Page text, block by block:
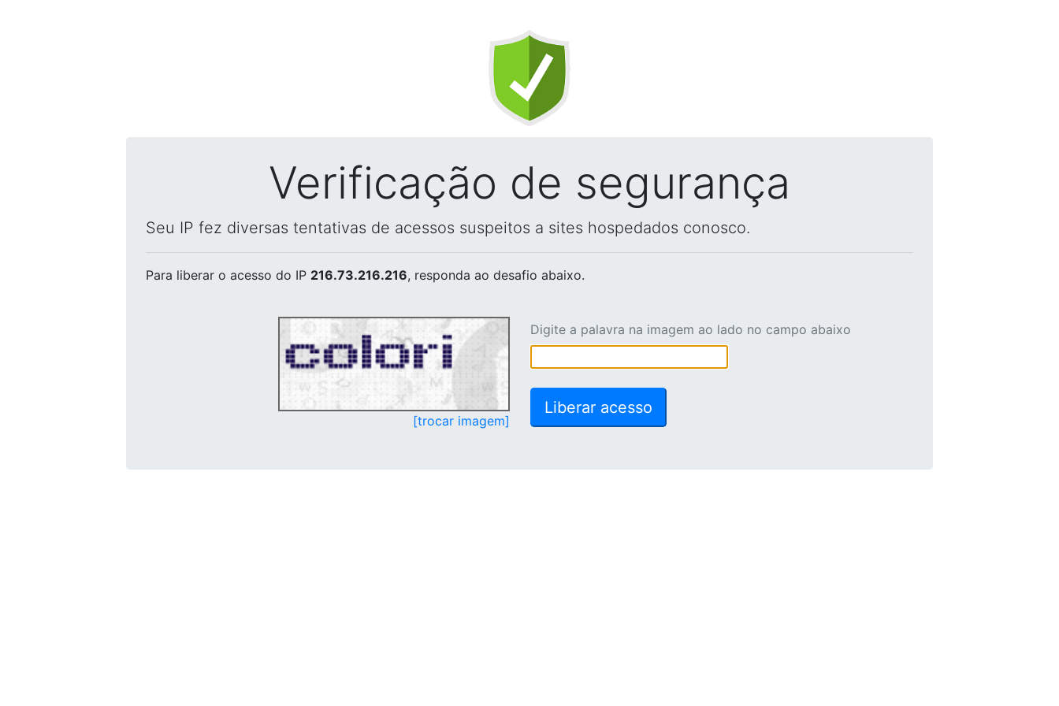
Verificação de segurança
Seu IP fez diversas tentativas de acessos suspeitos a sites hospedados conosco.
Para liberar o acesso do IP 216.73.216.216, responda ao desafio abaixo.
[trocar imagem]
Digite a palavra na imagem ao lado no campo abaixo